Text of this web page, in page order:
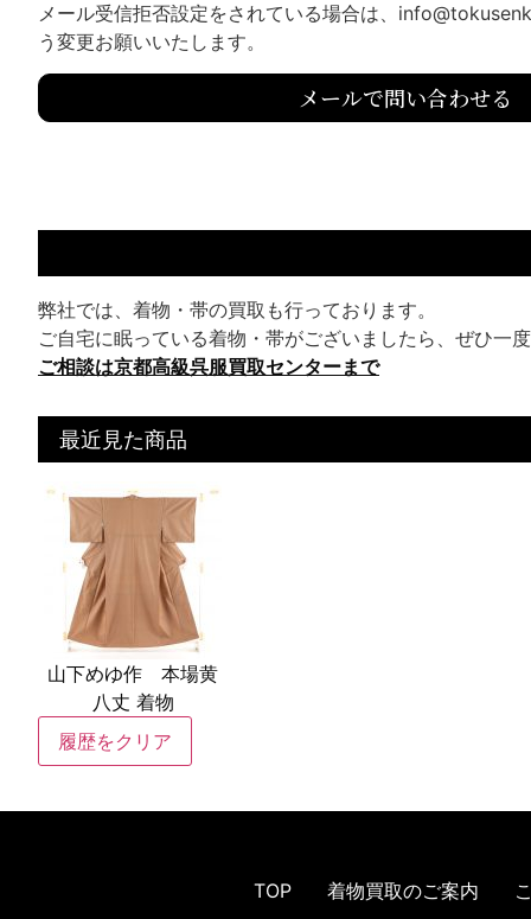
メール受信拒否設定をされている場合は、
う変更お願いいたします。
メールで問い合わせる
弊社では、着物・帯の買取も行っております。
ご自宅に眠っている着物・帯がございましたら、ぜひ一
ご相談は京都高級呉服買取センターまで
最近見た商品
山下めゆ作 本場黄
八丈 着物
履歴をクリア
TOP 着物買取のご案内